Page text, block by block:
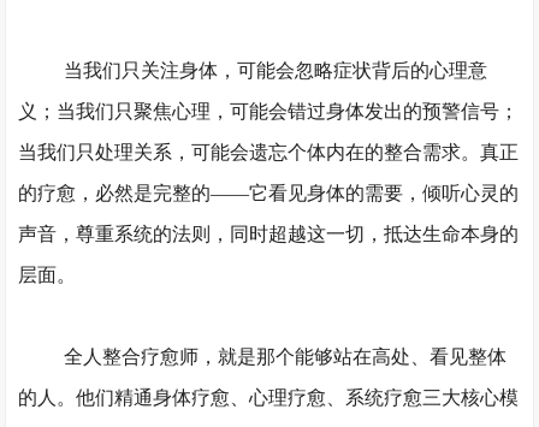
当我们只关注身体，可能会忽略症状背后的心理意
义；当我们只聚焦心理，可能会错过身体发出的预警信号；
当我们只处理关系，可能会遗忘个体内在的整合需求。真正
的疗愈，必然是完整的——它看见身体的需要，倾听心灵的
声音，尊重系统的法则，同时超越这一切，抵达生命本身的
层面。
全人整合疗愈师，就是那个能够站在高处、看见整体
的人。他们精通身体疗愈、心理疗愈、系统疗愈三大核心模